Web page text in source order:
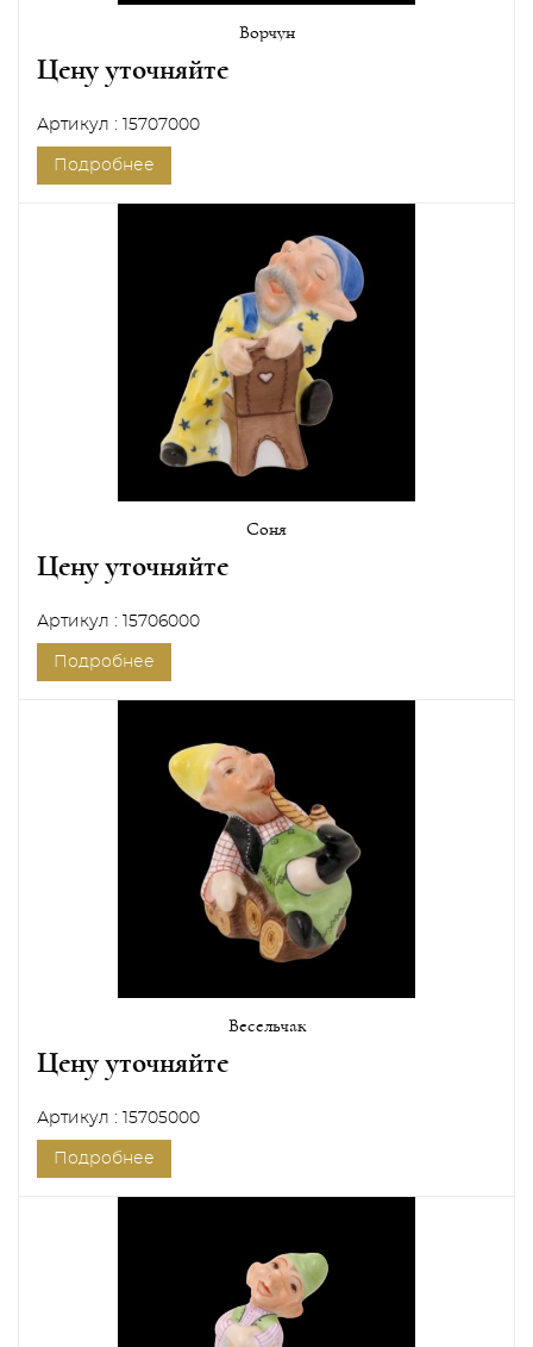
Ворчун
Цену уточняйте
Артикул : 15707000
Подробнее
Соня
Цену уточняйте
Артикул : 15706000
Подробнее
Весельчак
Цену уточняйте
Артикул : 15705000
Подробнее